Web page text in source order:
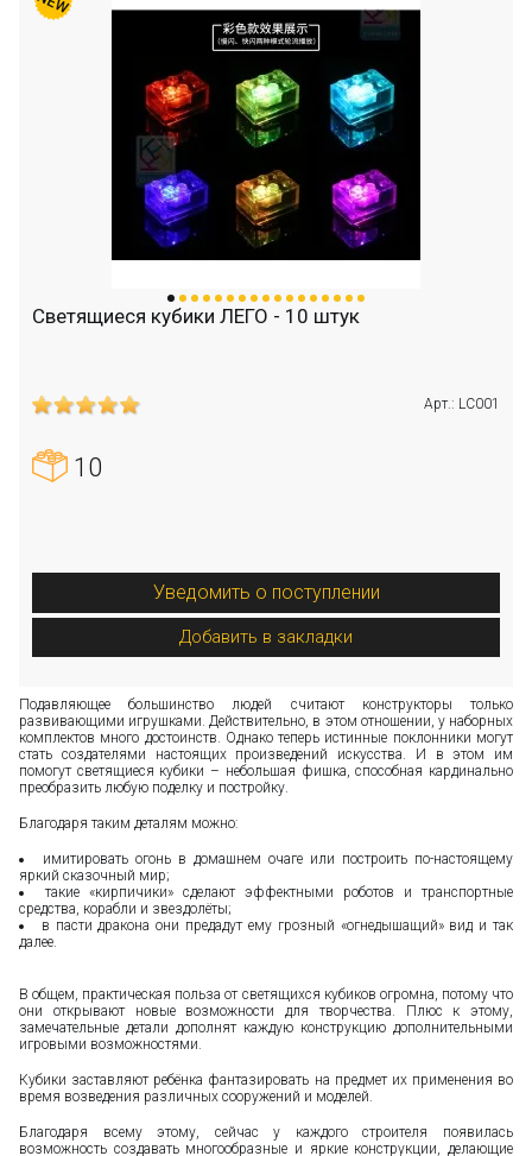
Светящиеся кубики ЛЕГО - 10 штук
Арт.: LC001
10
Уведомить о поступлении
Добавить в закладки
Подавляющее большинство людей считают конструкторы только
развивающими игрушками. Действительно, в этом отношении, у наборных
комплектов много достоинств. Однако теперь истинные поклонники могут
стать создателями настоящих произведений искусства. И в этом им
помогут светящиеся кубики – небольшая фишка, способная кардинально
преобразить любую поделку и постройку.
Благодаря таким деталям можно:
имитировать огонь в домашнем очаге или построить по-настоящему
яркий сказочный мир;
такие «кирпичики» сделают эффектными роботов и транспортные
средства, корабли и звездолёты;
в пасти дракона они предадут ему грозный «огнедышащий» вид и так
далее.
В общем, практическая польза от светящихся кубиков огромна, потому что
они открывают новые возможности для творчества. Плюс к этому,
замечательные детали дополнят каждую конструкцию дополнительными
игровыми возможностями.
Кубики заставляют ребёнка фантазировать на предмет их применения во
время возведения различных сооружений и моделей.
Благодаря всему этому, сейчас у каждого строителя появилась
возможность создавать многообразные и яркие конструкции, делающие